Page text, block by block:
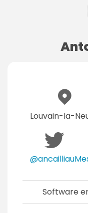
Louvain-la-
@ancailliau
Software